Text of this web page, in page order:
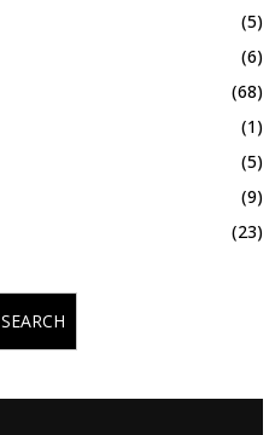
(5)
(6)
(68)
(1)
(5)
(9)
(23)
SEARCH